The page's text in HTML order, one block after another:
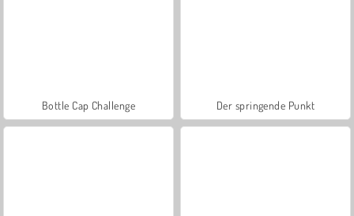
Bottle Cap Challenge Der springende Punkt